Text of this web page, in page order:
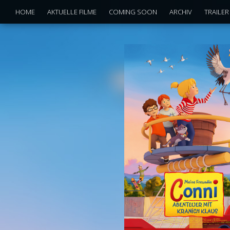
HOME AKTUELLE FILME COMING SOON ARCHIV TRAILER